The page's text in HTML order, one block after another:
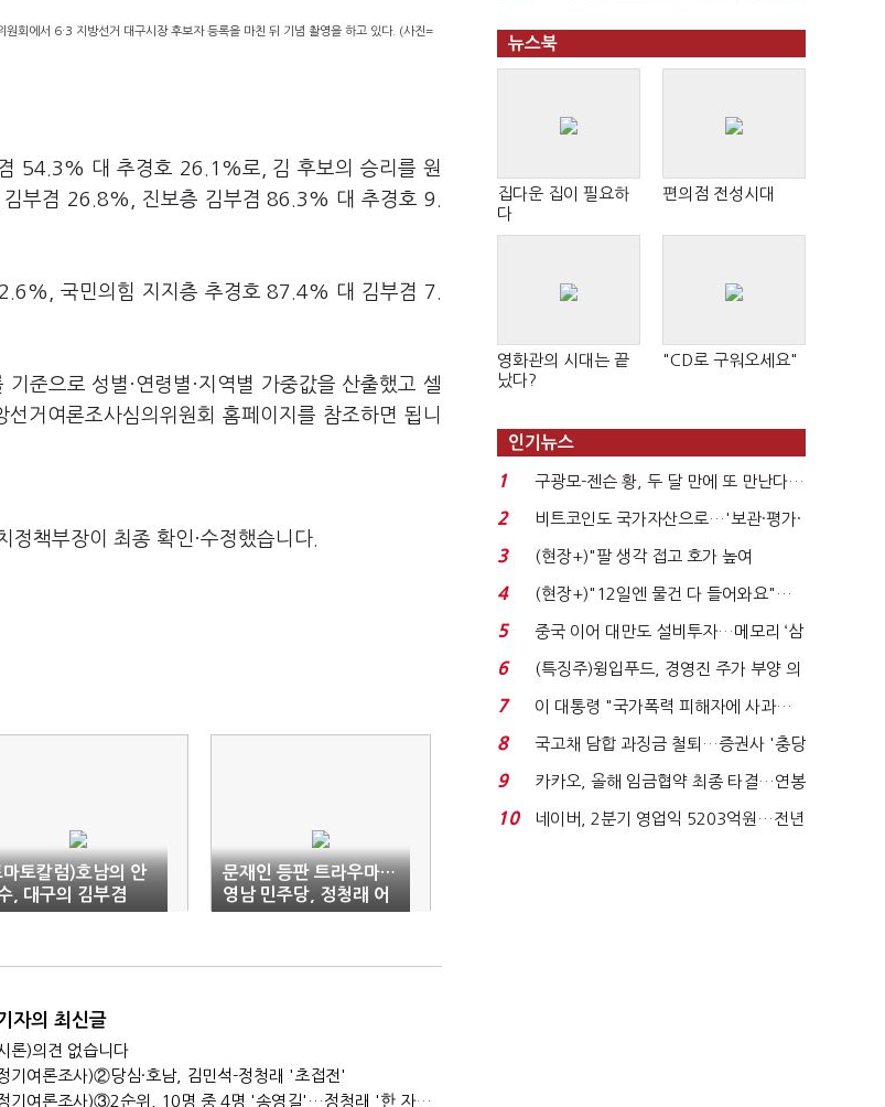
회에서 6·3 지방선거 대구시장 후보자 등록을 마친 뒤 기념 촬영을 하고 있다. (사진=
54.3% 대 추경호 26.1%로, 김 후보의 승리를 원
부겸 26.8%, 진보층 김부겸 86.3% 대 추경호 9.
국민의힘 지지층 추경호 87.4% 대 김부겸 7.
준으로 성별·연령별·지역별 가중값을 산출했고 셀
거여론조사심의위원회 홈페이지를 참조하면 됩니
책부장이 최종 확인·수정했습니다.
토칼럼)호남의 안
, 대구의 김부겸
문재인 등판 트라우마…
영남 민주당, 정청래 어
이할꼬
자의 최신글
론)의견 없습니다
기여론조사)②당심·호남, 김민석-정청래 '초접전'
(정기여론조사)③2순위, 10명 중 4명 '송영길'…정청래 '한 자릿수'
뉴스북
집다운 집이 필요하
다
편의점 전성시대
영화관의 시대는 끝
났다?
"CD로 구워오세요"
인기뉴스
1
구광모-젠슨 황, 두 달 만에 또 만난다…
로봇·AI 등 논...
2
비트코인도 국가자산으로…'보관·평가·
처분' 기준은 ...
3
(현장+)"팔 생각 접고 호가 높여
요"…'덜 똘똘한 한 채' 20...
4
(현장+)"12일엔 물건 다 들어와요"…
빈 매대 채우며 문 연 ...
5
중국 이어 대만도 설비투자…메모리 ‘삼
국전쟁’
6
(특징주)윙입푸드, 경영진 주가 부양 의
지에 상한가...
7
이 대통령 "국가폭력 피해자에 사과…
적극적 조사로 진...
8
국고채 담합 과징금 철퇴…증권사 '충당
금 폭탄' 우려...
9
카카오, 올해 임금협약 최종 타결…연봉
6.3% 인상·격려...
10
네이버, 2분기 영업익 5203억원…전년